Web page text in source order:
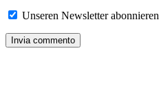
Unseren Newsletter abonnieren